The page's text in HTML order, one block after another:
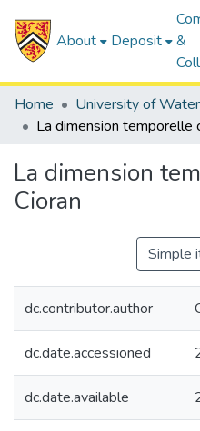
About Deposit
&
Home University of
La dimension
Cioran
Simple
dc.contributor.author
dc.date.accessioned
dc.date.available